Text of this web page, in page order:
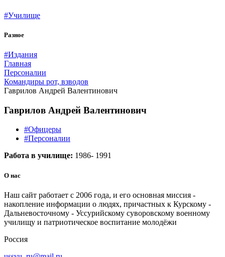
#Училище
Разное
#Издания
Главная
Персоналии
Командиры рот, взводов
Гаврилов Андрей Валентинович
Гаврилов Андрей Валентинович
#Офицеры
#Персоналии
Работа в училище: 1986- 1991
О нас
Наш сайт работает с 2006 года, и его основная миссия -
накопление информации о людях, причастных к Курскому -
Дальневосточному - Уссурийскому суворовскому военному
училищу и патриотическое воспитание молодёжи
Россия